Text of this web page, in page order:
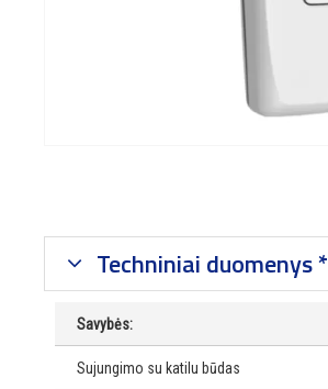
Techniniai duomenys *
Savybės:
Sujungimo su katilu būdas